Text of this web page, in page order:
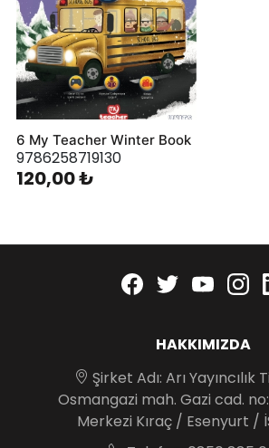
6 My Teacher Winter Book
9786258719130
120,00 ₺
Facebook
twitter
HAKKIMIZDA
Şirket Adı: Arı Yayıncılık
Osmangazi mah. Gazi cad.
Merkezi Kıraç / Esenyurt /